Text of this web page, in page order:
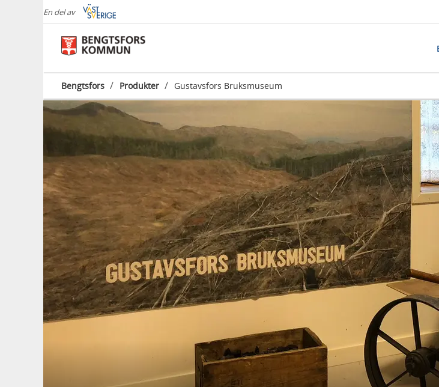
En del av
Bengtsfors / Produkter / Gustavsfors Bruksmuseum